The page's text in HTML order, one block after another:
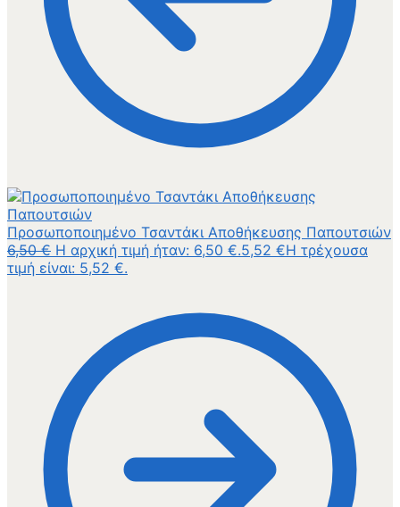
Προσωποποιημένο Τσαντάκι Αποθήκευσης Παπουτσιών
6,50€ Η αρχική τιμή ήταν: 6,50 €.5,52 €Η τρέχουσα
τιμή είναι: 5,52 €.